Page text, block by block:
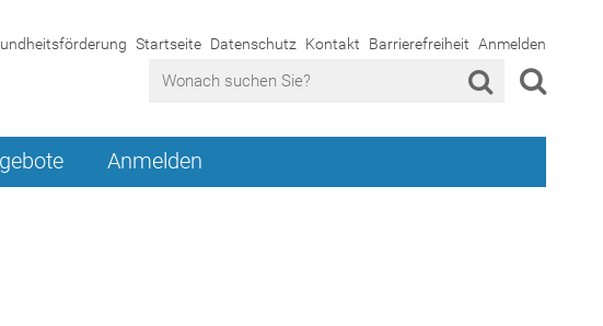
Startseite Datenschutz Kontakt Barrierefreiheit Anmelden
Anmelden